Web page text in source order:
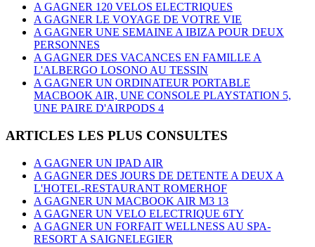
A GAGNER 120 VELOS ELECTRIQUES
A GAGNER LE VOYAGE DE VOTRE VIE
A GAGNER UNE SEMAINE A IBIZA POUR DEUX
PERSONNES
A GAGNER DES VACANCES EN FAMILLE A
L'ALBERGO LOSONO AU TESSIN
A GAGNER UN ORDINATEUR PORTABLE
MACBOOK AIR, UNE CONSOLE PLAYSTATION 5,
UNE PAIRE D'AIRPODS 4
ARTICLES LES PLUS CONSULTES
A GAGNER UN IPAD AIR
A GAGNER DES JOURS DE DETENTE A DEUX A
L'HOTEL-RESTAURANT ROMERHOF
A GAGNER UN MACBOOK AIR M3 13
A GAGNER UN VELO ELECTRIQUE 6TY
A GAGNER UN FORFAIT WELLNESS AU SPA-
RESORT A SAIGNELEGIER